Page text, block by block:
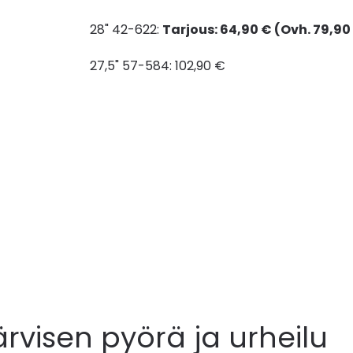
28" 42-622: Tarjous: 64,90 € (Ovh.
27,5" 57-584: 102,90 €
pyörä ja urheilu